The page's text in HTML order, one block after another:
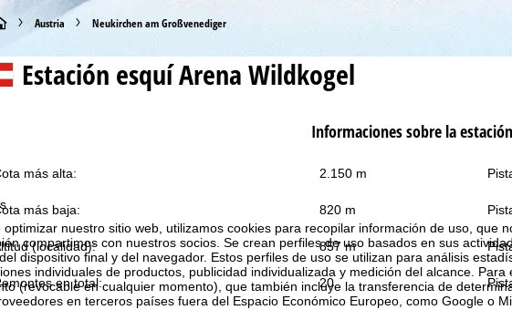
optimizar nuestro sitio web, utilizamos cookies para recopilar información de uso, que
compartimos con nuestros socios. Se crean perfiles de uso basados en sus
dispositivo final y del navegador. Estos perfiles de uso se utilizan para análisis
individuales de productos, publicidad individualizada y medición del alcance. Para
(revocable en cualquier momento), que también incluye la transferencia de
en terceros países fuera del Espacio Económico Europeo, como Google o
P
á
n
a
p
r
Austria Neukirchen am Großvenediger
Estación esquíArena Wildkogel
Informaciones sobre la
más alta: 2.150 m
más baja: 820 m
(localidad): 857 m
en total: 20